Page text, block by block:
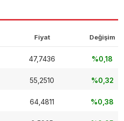
Fiyat Değişim
47,7436 %0,18
55,2510 %0,32
64,4811 %0,38